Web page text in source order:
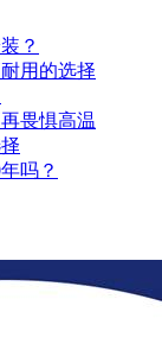
？
用的选择
畏惧高温
吗？